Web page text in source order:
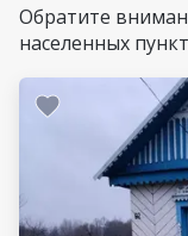
Обратите
населенных